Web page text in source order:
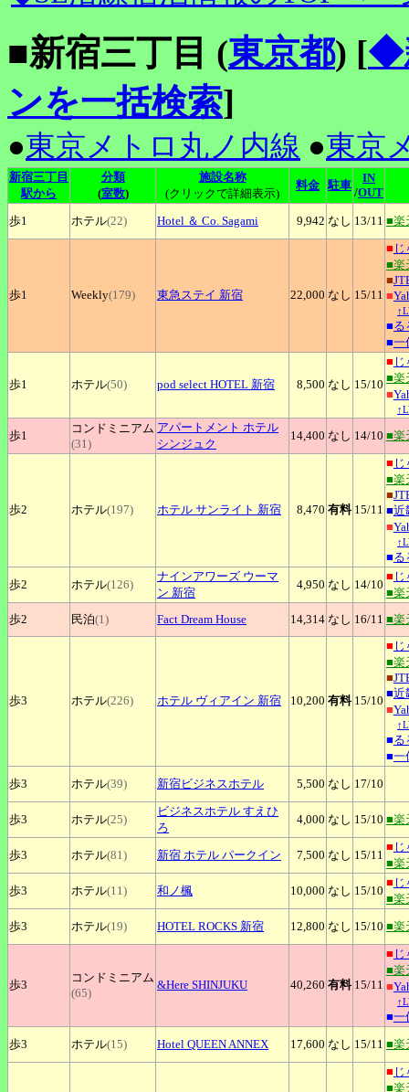
■新宿三丁目 (東京都) [◆
ンを一括検索]
●東京メトロ丸ノ内線 ●東京
新宿三丁目
駅から
分類
(室数)
施設名称
(クリックで詳細表示)
料金 駐車
IN
/OUT
歩1 ホテル(22) Hotel ＆ Co. Sagami 9,942 なし 13/11 ■楽
歩1 Weekly(179) 東急ステイ 新宿 22,000 なし 15/11
■
■楽
■
■
■る
■一
歩1 ホテル(50) pod select HOTEL 新宿 8,500 なし 15/10
■
■楽
■
歩1
コンドミニアム
(31)
アパートメント ホテル
シンジュク
14,400 なし 14/10 ■楽
歩2 ホテル(197) ホテル サンライト 新宿 8,470 有料 15/11
■
■楽
■
■近
■
■る
歩2
ホテル(126)
ナインアワーズ ウーマ
ン 新宿
4,950 なし 14/10
■
■楽
歩2
民泊(1) Fact Dream House 14,314 なし 16/11 ■楽
歩3 ホテル(226) ホテル ヴィアイン 新宿 10,200 有料 15/10
■
■楽
■
■近
■
■る
■一
歩3
ホテル(39) 新宿ビジネスホテル 5,500 なし 17/10
歩3 ホテル(25)
ビジネスホテル すえひ
ろ
4,000 なし 15/10 ■楽
歩3 ホテル(81) 新宿 ホテル パークイン 7,500 なし 15/11
■
■楽
歩3
ホテル(11) 和ノ楓 10,000 なし 15/10
■
■楽
歩3
ホテル(19) HOTEL ROCKS 新宿 12,800 なし 15/10 ■楽
歩3
コンドミニアム
(65)
&Here SHINJUKU 40,260 有料 15/11
■
■楽
■
■一
歩3
ホテル(15) Hotel QUEEN ANNEX 17,600 なし 15/11 ■楽
■
■楽